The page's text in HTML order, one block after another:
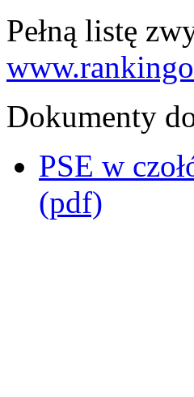
Pełną listę
Dokumenty
PSE w
(pdf)